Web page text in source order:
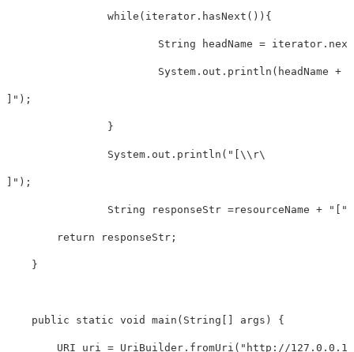
System.out.println(headName
]");
		System.out.println("[\\r\
]");
        return responseStr;
    }
    public static void main(String[] args) {